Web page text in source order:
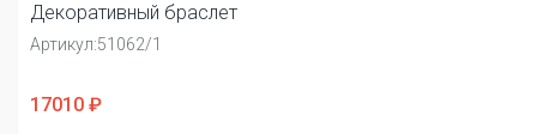
Декоративный браслет
Артикул:51062/1
17010 ₽